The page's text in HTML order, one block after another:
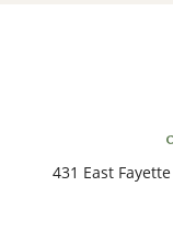
431 East